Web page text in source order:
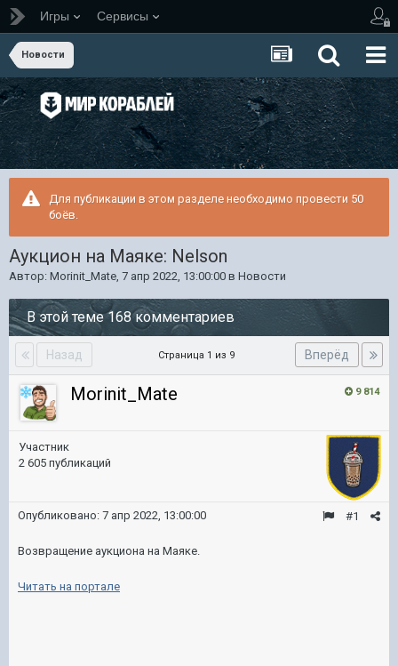
Игры Сервисы
Новости
Для публикации в этом разделе необходимо провести 50
боёв.
Аукцион на Маяке: Nelson
Автор: Morinit_Mate, 7 апр 2022, 13:00:00 в Новости
В этой теме 168 комментариев
Назад Вперёд
Страница 1 из 9
9 814
Morinit_Mate
Участник
2 605 публикаций
#1
Опубликовано: 7 апр 2022, 13:00:00
Возвращение аукциона на Маяке.
Читать на портале